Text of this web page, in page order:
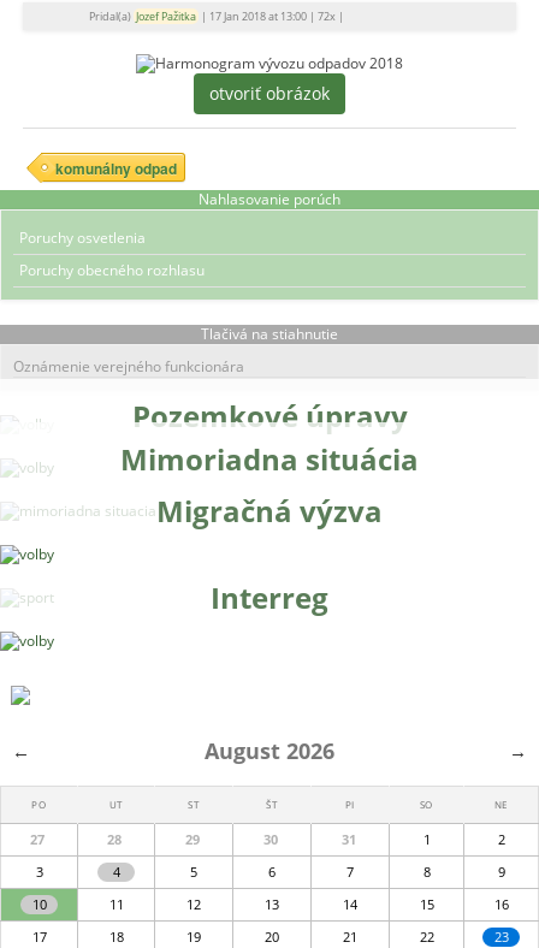
Pridal(a)Jozef Pažitka | 17 Jan 2018 at 13:00 |72x |
otvoriť obrázok
komunálny odpad
Nahlasovanie porúch
Poruchy osvetlenia
Poruchy obecného rozhlasu
Tlačivá na stiahnutie
Oznámenie verejného funkcionára
Pozemkové úpravy
Mimoriadna situácia
Migračná výzva
Interreg
← →
August 2026
PO UT ST ŠT PI SO NE
27 28 29 30 31 1
2
3
4 5 6 7 8
9
10
11 12 13 14 15
16
17
18 19 20 21 22 23